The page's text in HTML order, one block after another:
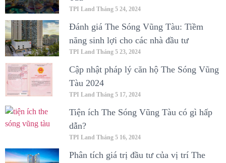
TPI Land Tháng 5 24, 2024
Đánh giá The Sóng Vũng Tàu: Tiềm
năng sinh lợi cho các nhà đầu tư
TPI Land Tháng 5 23, 2024
Cập nhật pháp lý căn hộ The Sóng Vũng
Tàu 2024
TPI Land Tháng 5 17, 2024
Tiện ích The Sóng Vũng Tàu có gì hấp
dẫn?
TPI Land Tháng 5 16, 2024
Phân tích giá trị đầu tư của vị trí The